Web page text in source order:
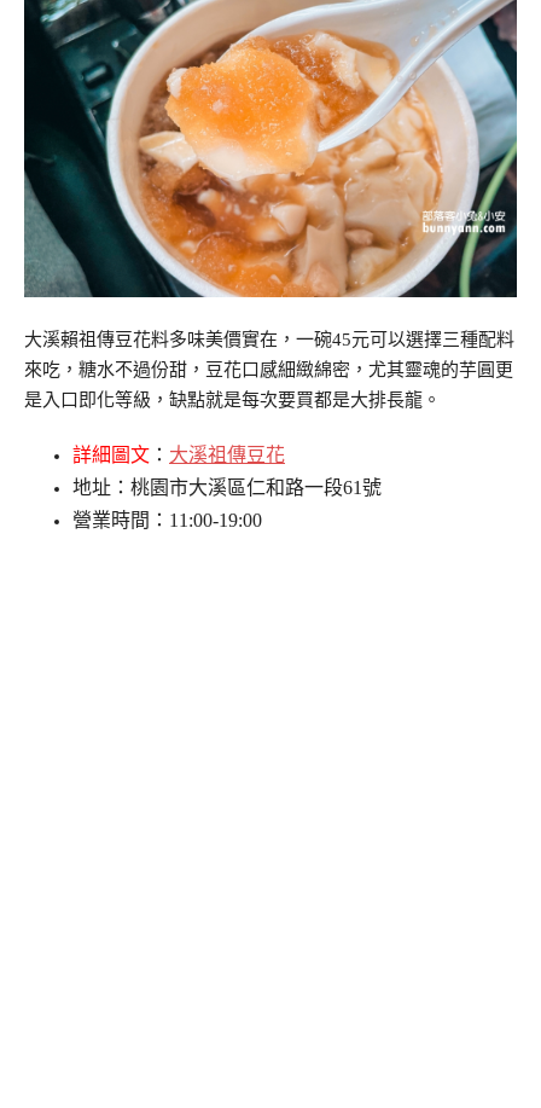
大溪賴祖傳豆花料多味美價實在，一碗45元可以選擇三種配料
來吃，糖水不過份甜，豆花口感細緻綿密，尤其靈魂的芋圓更
是入口即化等級，缺點就是每次要買都是大排長龍。
詳細圖文 ： 大溪祖傳豆花
地址：桃園市大溪區仁和路一段61號
營業時間：11:00-19:00